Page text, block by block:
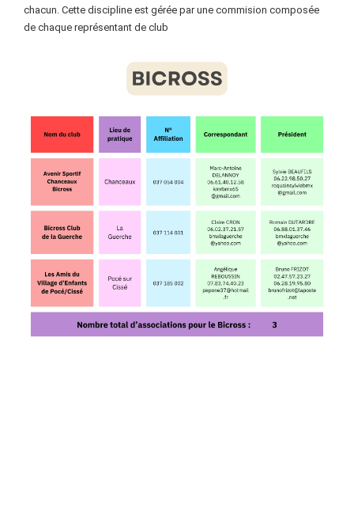
chacun. Cette discipline est gérée par une commision composée
de chaque représentant de club